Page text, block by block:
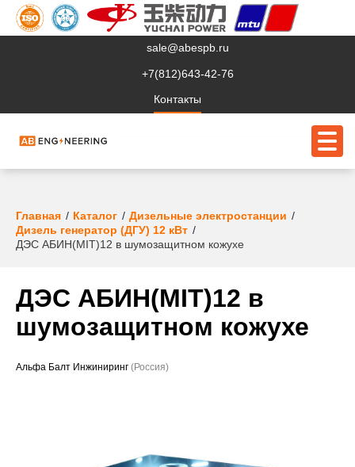
sale@abespb.ru
+7(812)643-42-76
Контакты
О компании
Клиентам
Сервис
Судовое ЭО
Проекты
Главная Каталог
Дизельные электростанции
Дизель генератор (ДГУ) 12 кВт
ДЭС АБИН(MIT)12 в шумозащитном кожухе
ДЭС АБИН(MIT)12 в
шумозащитном кожухе
Альфа Балт Инжиниринг (Россия)